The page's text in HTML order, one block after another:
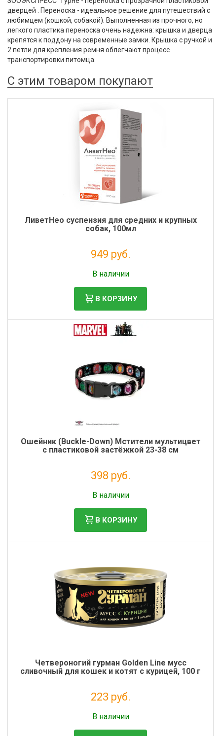
дверцей . Переноска - идеальное решение для путешествий с
любимцем (кошкой, собакой). Выполненная из прочного, но
легкого пластика переноска очень надежна: крышка и дверца
крепятся к поддону на современные замки. Крышка с ручкой и
2 петли для крепления ремня облегчают процесс
транспортировки питомца.
С этим товаром покупают
ЛиветНео суспензия для средних и крупных
собак, 100мл
949 руб.
В наличии
В КОРЗИНУ
Ошейник (Buckle-Down) Мстители мультицвет
с пластиковой застёжкой 23-38 см
398 руб.
В наличии
В КОРЗИНУ
Четвероногий гурман Golden Line мусс
сливочный для кошек и котят с курицей, 100 г
223 руб.
В наличии